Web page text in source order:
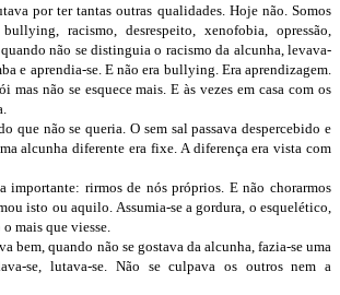
por ter tantas outras qualidades. Hoje não. Somos
racismo, desrespeito, xenofobia, opressão,
não se distinguia o racismo da alcunha, levava-
e aprendia-se. E não era bullying. Era aprendizagem.
mas não se esquece mais. E às vezes em casa com os
que não se queria. O sem sal passava despercebido e
alcunha diferente era fixe. A diferença era vista com
importante: rirmos de nós próprios. E não chorarmos
isto ou aquilo. Assumia-se a gordura, o esquelético,
mais que viesse.
bem, quando não se gostava da alcunha, fazia-se uma
se, lutava-se. Não se culpava os outros nem a